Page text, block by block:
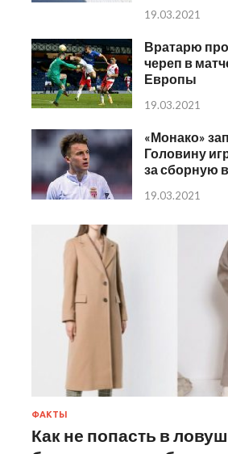
19.03.2021
Вратарю
череп в
Европы
19.03.2021
«Монако»
Головину
за сборную
19.03.2021
ФАКТЫ
Как не попасть в